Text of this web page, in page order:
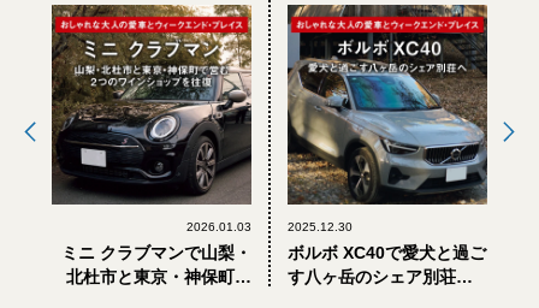
2026.01.03
ミニ クラブマンで山梨・
北杜市と東京・神保町で
2025.12.30
ボルボ XC40で愛犬と過ご
す八ヶ岳のシェア別荘へ